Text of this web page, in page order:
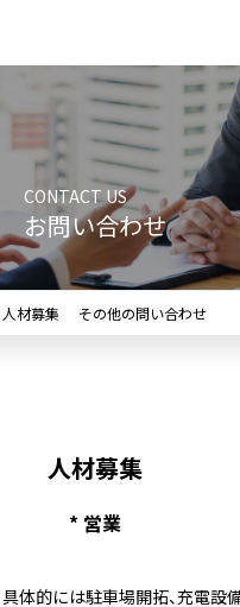
CONTACT US
お問い合わせ
人材募集 その他の問い合わせ
人材募集
* 営業
具体的には駐車場開拓、充電設